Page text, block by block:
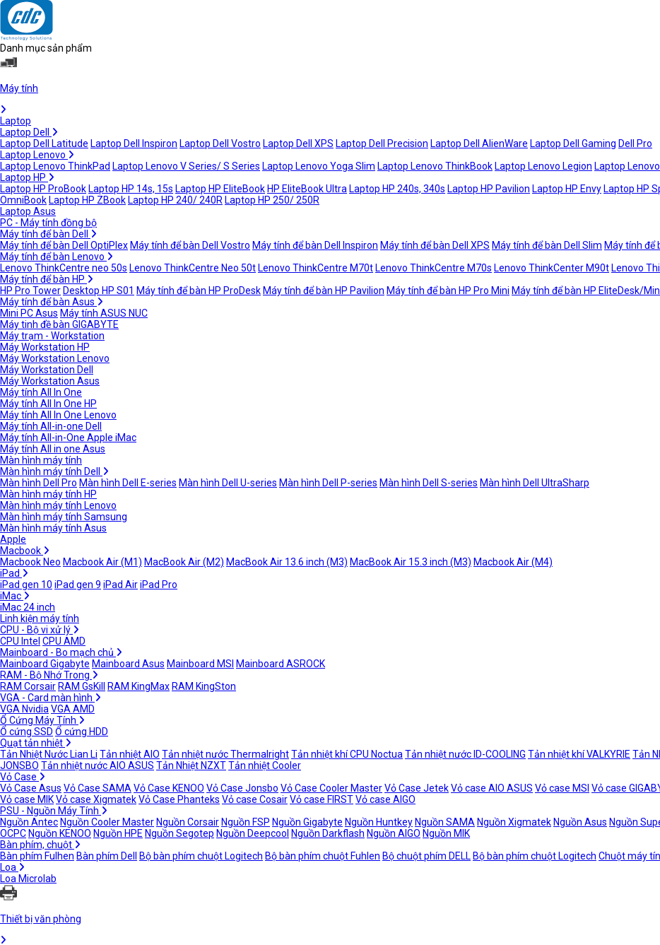
Danh mục sản phẩm
Máy tính
Laptop
Laptop Dell
Laptop Dell Latitude Laptop Dell Inspiron Laptop Dell Vostro Laptop Dell XPS Laptop Dell Precision Laptop Dell AlienWare Laptop Dell Gaming Dell Pro
Laptop Lenovo
Laptop Lenovo ThinkPad Laptop Lenovo V Series/ S Series Laptop Lenovo Yoga Slim Laptop Lenovo ThinkBook Laptop Lenovo Legion Laptop
Laptop HP
Laptop HP ProBook Laptop HP 14s, 15s Laptop HP EliteBook HP EliteBook Ultra Laptop HP 240s, 340s Laptop HP Pavilion Laptop HP Envy Laptop HP
OmniBook Laptop HP ZBook Laptop HP 240/ 240R Laptop HP 250/ 250R
Laptop Asus
PC - Máy tính đồng bộ
Máy tính để bàn Dell
Máy tính để bàn Dell OptiPlex Máy tính để bàn Dell Vostro Máy tính để bàn Dell Inspiron Máy tính để bàn Dell XPS Máy tính để bàn Dell Slim Máy tính để
Máy tính để bàn Lenovo
Lenovo ThinkCentre neo 50s Lenovo ThinkCentre Neo 50t Lenovo ThinkCentre M70t Lenovo ThinkCentre M70s Lenovo ThinkCenter M90t Lenovo
Máy tính để bàn HP
HP Pro Tower Desktop HP S01 Máy tính để bàn HP ProDesk Máy tính để bàn HP Pavilion Máy tính để bàn HP Pro Mini Máy tính để bàn HP EliteDesk/
Máy tính để bàn Asus
Mini PC Asus Máy tính ASUS NUC
Máy tinh đề bàn GIGABYTE
Máy trạm - Workstation
Máy Workstation HP
Máy Workstation Lenovo
Máy Workstation Dell
Máy Workstation Asus
Máy tính All In One
Máy tính All In One HP
Máy tính All In One Lenovo
Máy tính All-in-one Dell
Máy tính All-in-One Apple iMac
Máy tính All in one Asus
Màn hình máy tính
Màn hình máy tính Dell
Màn hình Dell Pro Màn hình Dell E-series Màn hình Dell U-series Màn hình Dell P-series Màn hình Dell S-series Màn hình Dell UltraSharp
Màn hình máy tính HP
Màn hình máy tính Lenovo
Màn hình máy tính Samsung
Màn hình máy tính Asus
Apple
Macbook
Macbook Neo Macbook Air (M1) MacBook Air (M2) MacBook Air 13.6 inch (M3) MacBook Air 15.3 inch (M3) Macbook Air (M4)
iPad
iPad gen 10 iPad gen 9 iPad AiriPad Pro
iMac
iMac 24 inch
Linh kiện máy tính
CPU - Bộ vi xử lý
CPU Intel CPU AMD
Mainboard - Bo mạch chủ
Mainboard Gigabyte Mainboard Asus Mainboard MSI Mainboard ASROCK
RAM - Bộ Nhớ Trong
RAM Corsair RAM GsKill RAM KingMax RAM KingSton
VGA - Card màn hình
VGA Nvidia VGA AMD
Ổ Cứng Máy Tính
Ổ cứng SSD Ổ cứng HDD
Quạt tản nhiệt
Tản Nhiệt Nước Lian Li Tản nhiệt AIO Tản nhiệt nước ThermalrightTản nhiệt khí CPU Noctua Tản nhiệt nước ID-COOLING Tản nhiệt khí VALKYRIE Tản
JONSBO Tản nhiệt nước AIO ASUS Tản Nhiệt NZXTTản nhiệt Cooler
Vỏ Case
Vỏ Case Asus Vỏ Case SAMA Vỏ Case KENOO Vỏ Case Jonsbo Vỏ Case Cooler MasterVỏ Case JetekVỏ case AIO ASUS Vỏ case MSI Vỏ case
Vỏ case MIKVỏ case XigmatekVỏ Case Phanteks Vỏ case CosairVỏ case FIRSTVỏ case AIGO
PSU - Nguồn Máy Tính
Nguồn Antec Nguồn Cooler Master Nguồn Corsair Nguồn FSP Nguồn Gigabyte Nguồn Huntkey Nguồn SAMA Nguồn Xigmatek Nguồn Asus Nguồn
OCPC Nguồn KENOO Nguồn HPE Nguồn Segotep Nguồn Deepcool Nguồn Darkflash Nguồn AIGO Nguồn MIK
Bàn phím, chuột
Bàn phím Fulhen Bàn phím Dell Bộ bàn phím chuột Logitech Bộ bàn phím chuột Fuhlen Bộ chuột phím DELL Bộ bàn phím chuột Logitech Chuột máy
Loa
Loa Microlab
Thiết bị văn phòng